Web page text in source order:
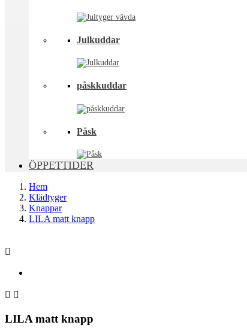
Julkuddar
påskkuddar
Påsk
ÖPPETTIDER
Hem
Klädtyger
Knappar
LILA matt knapp

 
LILA matt knapp